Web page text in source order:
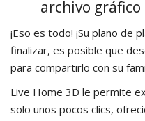
archivo gráfico
¡Eso es todo! ¡Su plano de
finalizar, es posible que
para compartirlo con su
Live Home 3D le permite
solo unos pocos clics,